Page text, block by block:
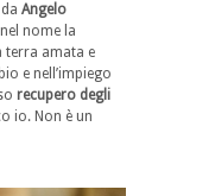
Angelo
nome la
terra amata e
e nell’impiego
recupero degli
io. Non è un